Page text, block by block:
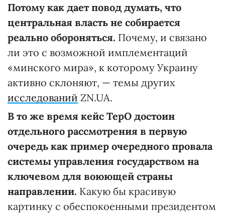
Потому как дает повод думать, что
центральная власть не собирается
реально обороняться. Почему, и связано
ли это с возможной имплементаций
«минского мира», к которому Украину
активно склоняют, — темы других
исследований ZN.UA.
В то же время кейс ТерО достоин
отдельного рассмотрения в первую
очередь как пример очередного провала
системы управления государством на
ключевом для воюющей страны
направлении. Какую бы красивую
картинку с обеспокоенными президентом